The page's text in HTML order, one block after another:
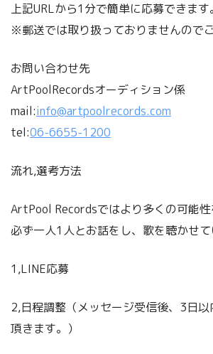
上記URLから1分で簡単に応募できます。
※郵送では取り扱っておりませんので
お問い合わせ先
ArtPoolRecordsオーディション係
mail:info@artpoolrecords.com
tel:06-6655-1200
流れ,選考方法
ArtPool Recordsではより多くの可能
必ず一人1人とお話をし、歌を聴かせて
1,LINE応募
2,日程調整（メッセージ受信後、3日
頂きます。）